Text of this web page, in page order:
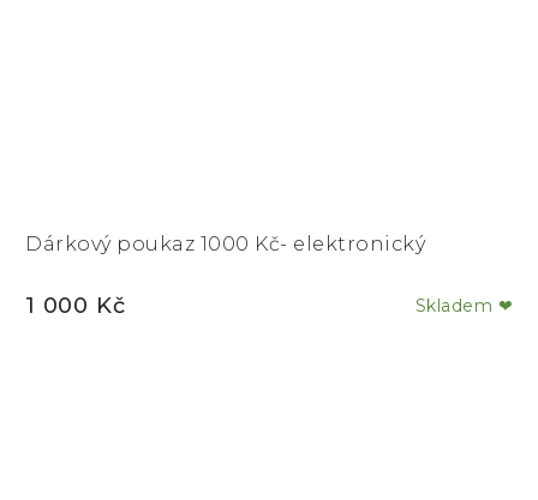
Dárkový poukaz 1000 Kč- elektronický
Skladem ❤
1 000 Kč